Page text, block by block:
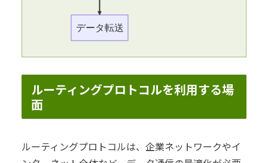
データ転送
ルーティングプロトコルを利用する場
面
ルーティングプロトコルは、企業ネットワークやイ